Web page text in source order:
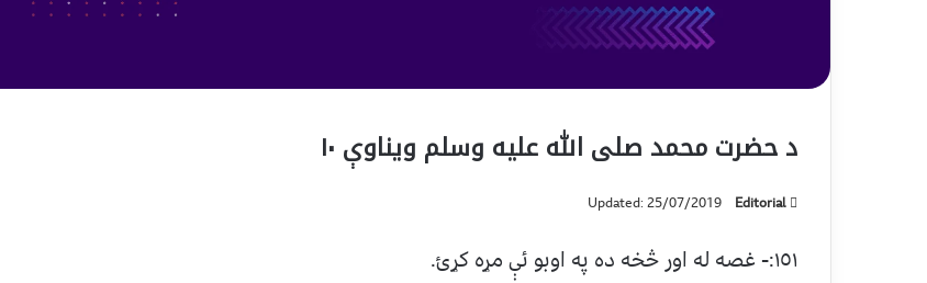
د حضرت محمد صلى الله عليه وسلم ويناوې ۱۰
Editorial
Updated: 25/07/2019
١٥١:- غصه له اور څخه ده په اوبو ئې مړه کړئ.